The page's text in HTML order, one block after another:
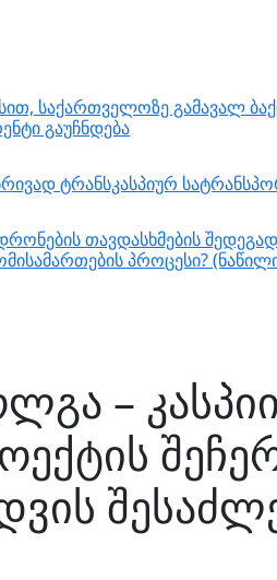
საქართველოზე გამავალ
გაუჩნდება
ტრანსკასპიურ
თავდასხმების
პროცესი?
–